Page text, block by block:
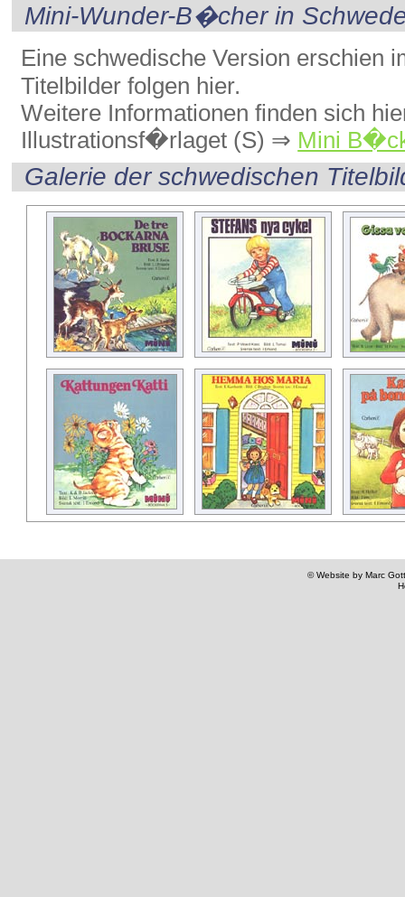
Mini-Wunder-B�cher in
Eine schwedische Version erschien
Titelbilder folgen hier.
Weitere Informationen finden sich
Illustrationsf�rlaget (S) ⇒ Mini
Galerie der schwedischen
© Website by Marc